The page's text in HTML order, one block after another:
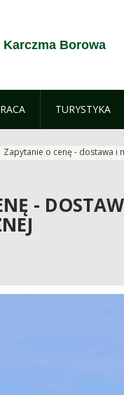
Borowa
TURYSTYKA
Zapytanie o cenę - dostawa i
-